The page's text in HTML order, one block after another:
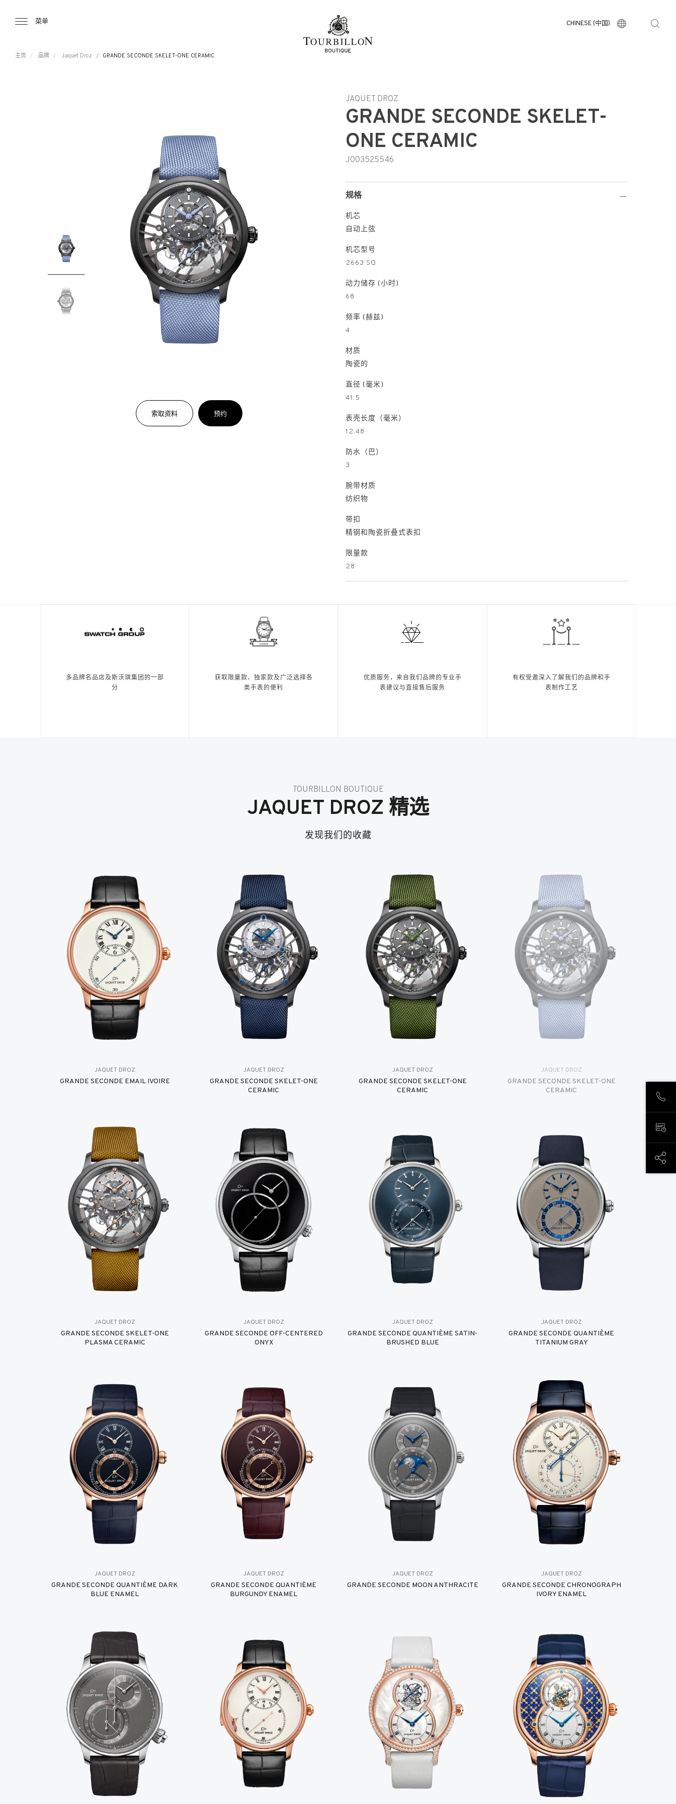
菜单 CHINESE (中国)
主页 品牌 Jaquet Droz GRANDE SECONDE SKELET-ONE CERAMIC
索取资料 预约
JAQUET DROZ
GRANDE SECONDE SKELET-
ONE CERAMIC
J003525546
规格
机芯
自动上弦
机芯型号
2663 SQ
动力储存 (小时)
68
频率 (赫兹)
4
材质
陶瓷的
直径 (毫米)
41.5
表壳长度（毫米）
12.48
防水（巴）
3
腕带材质
纺织物
带扣
精钢和陶瓷折叠式表扣
限量款
28
多品牌名品店及斯沃琪集团的一部
分
获取限量款、独家款及广泛选择各
类手表的便利
优质服务，来自我们品牌的专业手
表建议与直接售后服务
有权受邀深入了解我们的品牌和手
表制作工艺
TOURBILLON BOUTIQUE
JAQUET DROZ 精选
发现我们的收藏
JAQUET DROZ
GRANDE SECONDE EMAIL IVOIRE
JAQUET DROZ
GRANDE SECONDE SKELET-ONE
CERAMIC
JAQUET DROZ
GRANDE SECONDE SKELET-ONE
CERAMIC
JAQUET DROZ
GRANDE SECONDE SKELET-ONE
CERAMIC
JAQUET DROZ
GRANDE SECONDE SKELET-ONE
PLASMA CERAMIC
JAQUET DROZ
GRANDE SECONDE OFF-CENTERED
ONYX
JAQUET DROZ
GRANDE SECONDE QUANTIÈME SATIN-
BRUSHED BLUE
JAQUET DROZ
GRANDE SECONDE QUANTIÈME
TITANIUM GRAY
JAQUET DROZ
GRANDE SECONDE QUANTIÈME DARK
BLUE ENAMEL
JAQUET DROZ
GRANDE SECONDE QUANTIÈME
BURGUNDY ENAMEL
JAQUET DROZ
GRANDE SECONDE MOON ANTHRACITE
JAQUET DROZ
GRANDE SECONDE CHRONOGRAPH
IVORY ENAMEL
致电
预约
分享